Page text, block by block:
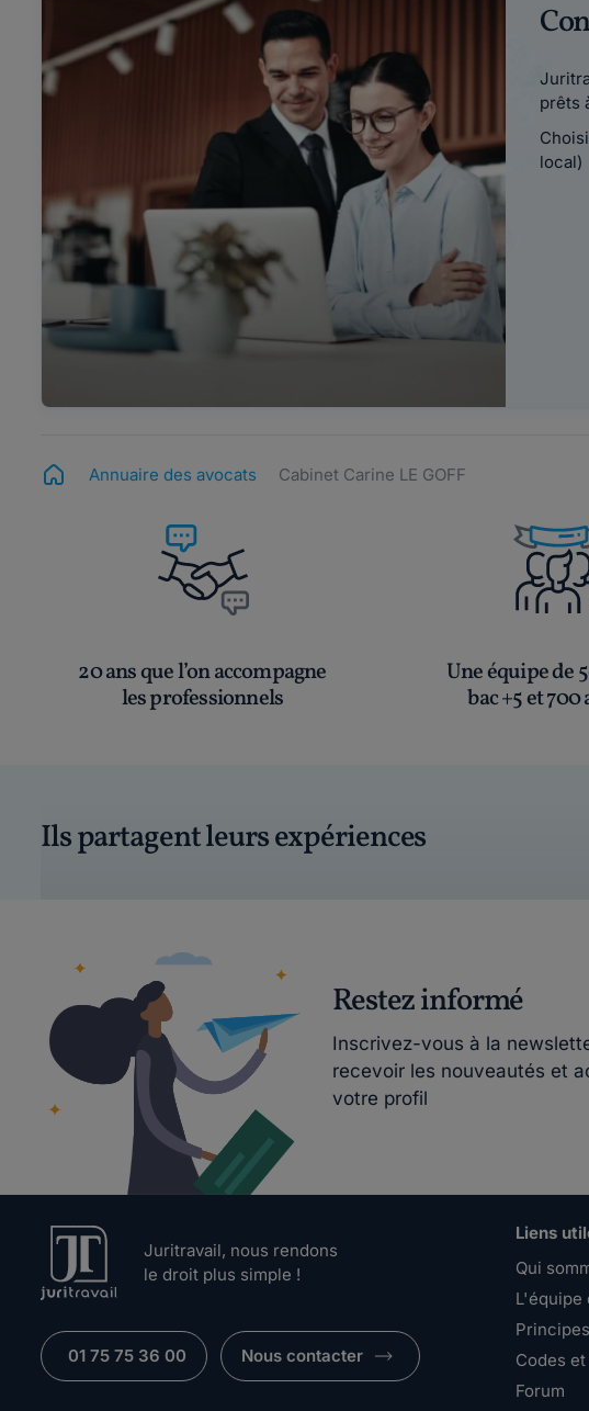
prêts
local)
Annuaire des avocats Cabinet Carine LE GOFF
20 ans que l’on accompagne
les professionnels
Une équipe de
bac +5 et 700
Ils partagent leurs expériences
Restez informé
Inscrivez-vous à la
recevoir les nouveautés et
votre profil
Juritravail, nous rendons
le droit plus simple !
01 75 75 36 00 Nous contacter
Liens
Qui
L'équipe
Codes
Forum